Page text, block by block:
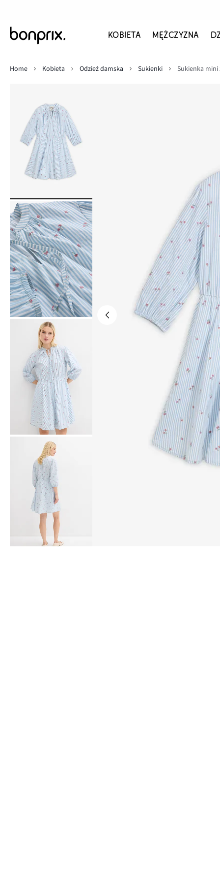
KOBIETA MĘŻCZYZNA
Home
Kobieta Odzież damska Sukienki Sukienka mini